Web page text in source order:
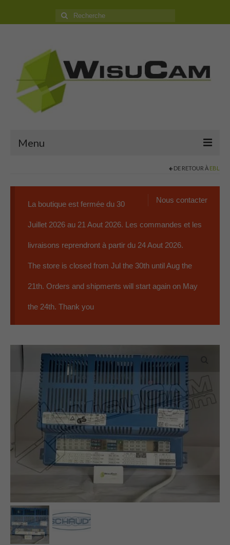
Rechercher
:
Menu
Contact
0 Article 0.00€
DE RETOUR À EBL
Nous contacter
La boutique est fermée du 30
Juillet 2026 au 21 Aout 2026. Les commandes et les
livraisons reprendront à partir du 24 Aout 2026.
The store is closed from Jul the 30th until Aug the
21th. Orders and shipments will start again on May
the 24th. Thank you